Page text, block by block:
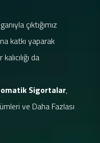
çıktığımız
katkı yaparak
da
Sigortalar,
ve Daha Fazlası